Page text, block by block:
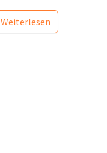
Weiterlesen